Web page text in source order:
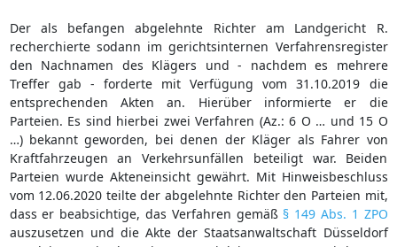
Der als befangen abgelehnte Richter am Landgericht R.
recherchierte sodann im gerichtsinternen Verfahrensregister
den Nachnamen des Klägers und - nachdem es mehrere
Treffer gab - forderte mit Verfügung vom 31.10.2019 die
entsprechenden Akten an. Hierüber informierte er die
Parteien. Es sind hierbei zwei Verfahren (Az.: 6 O … und 15 O
…) bekannt geworden, bei denen der Kläger als Fahrer von
Kraftfahrzeugen an Verkehrsunfällen beteiligt war. Beiden
Parteien wurde Akteneinsicht gewährt. Mit Hinweisbeschluss
vom 12.06.2020 teilte der abgelehnte Richter den Parteien mit,
dass er beabsichtige, das Verfahren gemäß § 149 Abs. 1 ZPO
auszusetzen und die Akte der Staatsanwaltschaft Düsseldorf